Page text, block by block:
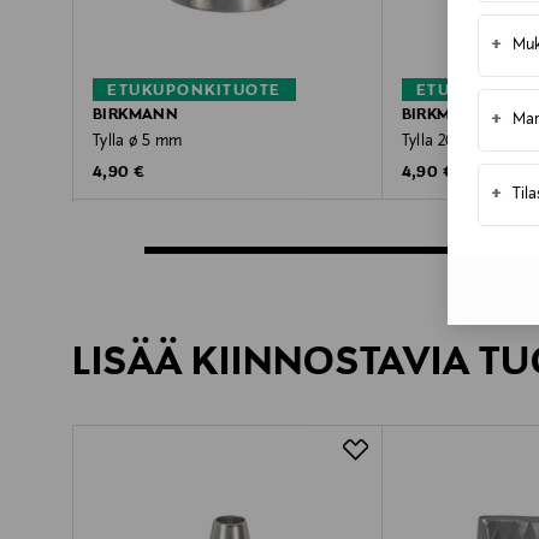
+
+
+
ETUKUPONKITUOTE
BIRKMANN
Tylla ø 5 mm
Original Price
4,90 €
BIRKMANN
Tylla 20 x 3 mm
Original Price
4,90 €
LISÄÄ KIINNOSTAVIA